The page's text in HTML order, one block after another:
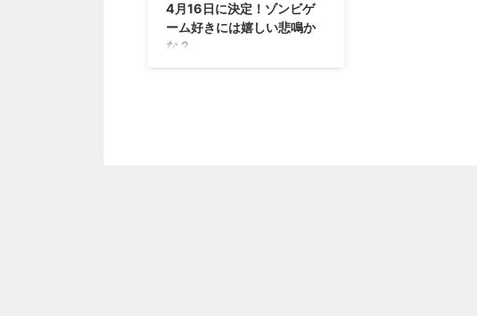
4月16日に決定！ゾンビゲ
ーム好きには嬉しい悲鳴か
な？